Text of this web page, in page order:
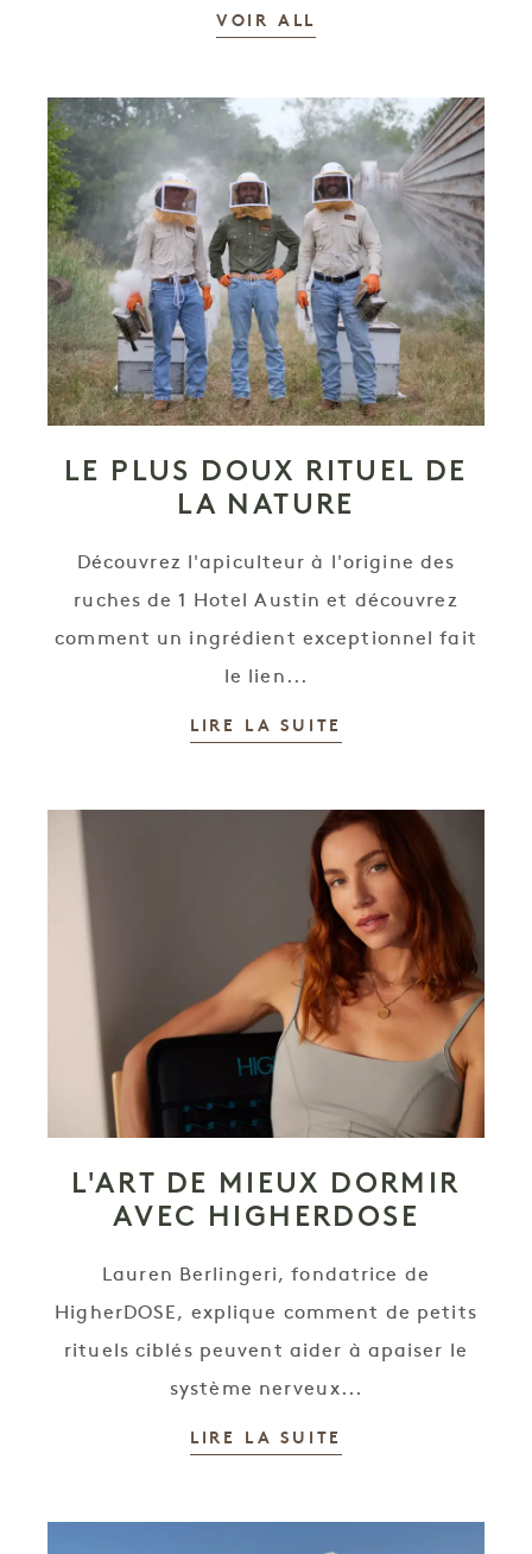
VOIR ALL
LE PLUS DOUX RITUEL DE
LA NATURE
Découvrez l'apiculteur à l'origine des
ruches de 1 Hotel Austin et découvrez
comment un ingrédient exceptionnel fait
le lien...
LIRE LA SUITE
L'ART DE MIEUX DORMIR
AVEC HIGHERDOSE
Lauren Berlingeri, fondatrice de
HigherDOSE, explique comment de petits
rituels ciblés peuvent aider à apaiser le
système nerveux...
LIRE LA SUITE